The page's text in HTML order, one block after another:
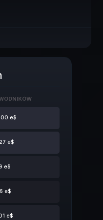
e$
e$
e$
e$
e$